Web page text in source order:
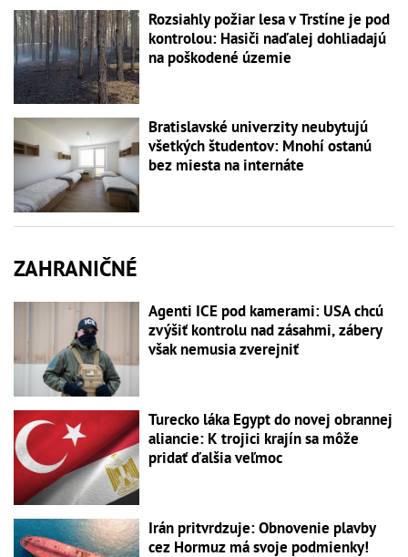
Rozsiahly požiar lesa v Trstíne je pod
kontrolou: Hasiči naďalej dohliadajú
na poškodené územie
Bratislavské univerzity neubytujú
všetkých študentov: Mnohí ostanú
bez miesta na internáte
ZAHRANIČNÉ
Agenti ICE pod kamerami: USA chcú
zvýšiť kontrolu nad zásahmi, zábery
však nemusia zverejniť
Turecko láka Egypt do novej obrannej
aliancie: K trojici krajín sa môže
pridať ďalšia veľmoc
Irán pritvrdzuje: Obnovenie plavby
cez Hormuz má svoje podmienky!